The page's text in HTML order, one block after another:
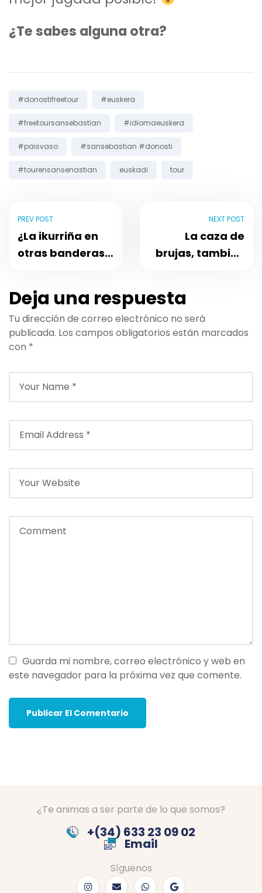
¿Te sabes alguna otra?
Tags:
#donostifreetour #euskera
#freetoursansebastian #idiomaeuskera
#paisvaso #sansebastian #donosti
#tourensansenastian euskadi tour
PREV POST
¿La ikurriña en
otras banderas
Euskadi?
NEXT POST
La caza de
brujas, también
Deja una respuesta
Tu dirección de correo electrónico no será
publicada. Los campos obligatorios están marcados
con *
Guarda mi nombre, correo electrónico y web en
este navegador para la próxima vez que comente.
¿Te animas a ser parte de lo que somos?
+(34) 633 23 09 02
Email
Síguenos